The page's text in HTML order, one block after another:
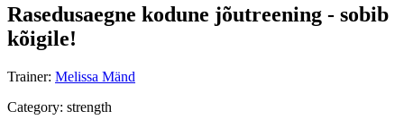
Rasedusaegne kodune jõutreening - sobib
kõigile!
Trainer: Melissa Mänd
Category: strength